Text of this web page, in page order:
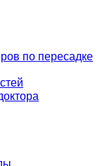
по пересадке